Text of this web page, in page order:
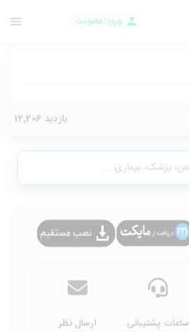
ورود/عضویت
بازدید 12,206
ساعات پشتیبانی
ارسال نظر